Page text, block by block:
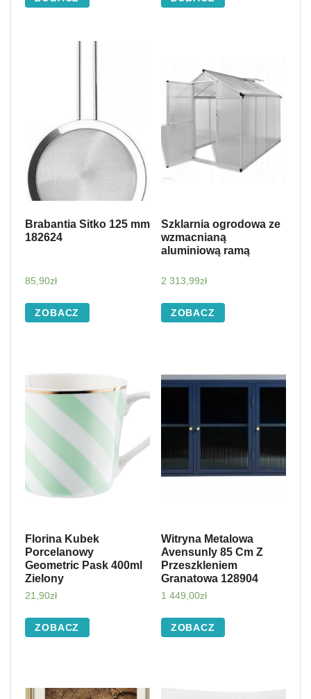
Brabantia Sitko 125 mm
182624
85,90zł
ZOBACZ
Szklarnia ogrodowa ze
wzmacnianą
aluminiową ramą
2 313,99zł
ZOBACZ
Florina Kubek
Porcelanowy
Geometric Pask 400ml
Zielony
21,90zł
ZOBACZ
Witryna Metalowa
Avensunly 85 Cm Z
Przeszkleniem
Granatowa 128904
1 449,00zł
ZOBACZ